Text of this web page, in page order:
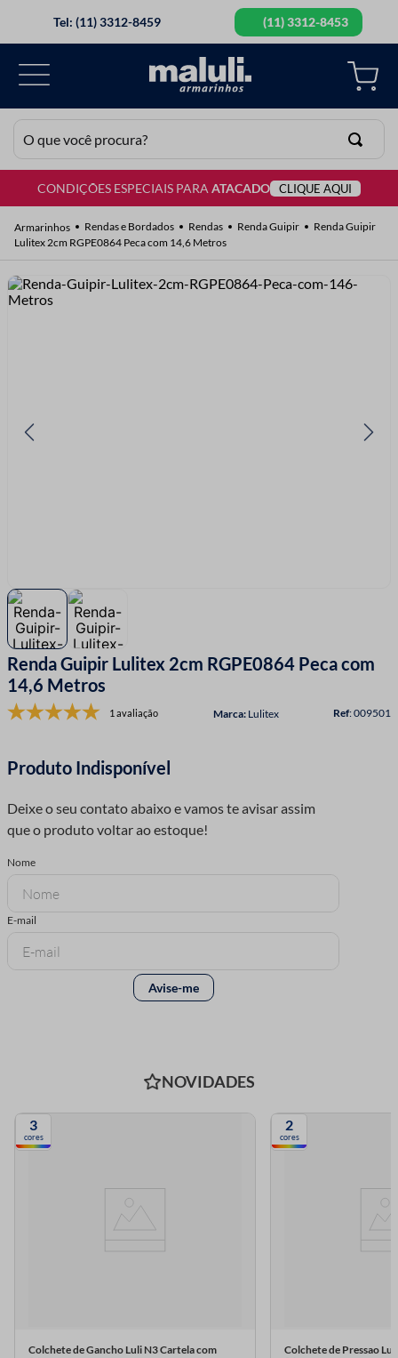
Tel: (11) 3312-8459 (11) 3312-8453
O que você procura?
CONDIÇÕES ESPECIAIS PARAATACADO CLIQUE AQUI
Rendas e Bordados Rendas Renda Guipir
Renda Guipir
Lulitex 2cm RGPE0864 Peca com 14,6 Metros
Renda Guipir Lulitex 2cm RGPE0864 Peca com
14,6 Metros
1 avaliação Lulitex :009501
NOVIDADES
3
cores
Colchete de Gancho Luli N3 Cartela com
2
cores
Colchete de Pressao
TERMOS MAIS BUSCADOS
2º
barbante
3º
botão
8º